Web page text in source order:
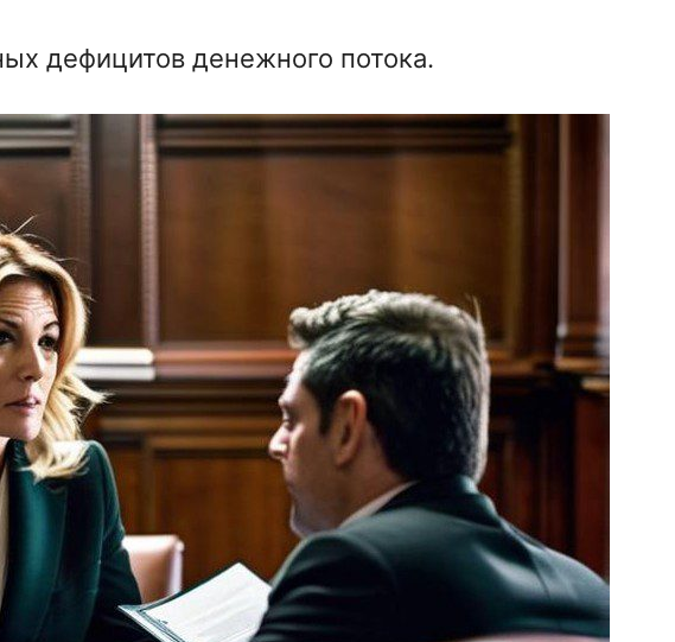
дефицитов денежного потока.